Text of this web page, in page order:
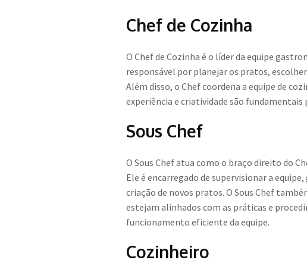
Chef de Cozinha
O Chef de Cozinha é o líder da equipe
responsável por planejar os pratos,
Além disso, o Chef coordena a equipe de
experiência e criatividade são fundamentais
Sous Chef
O Sous Chef atua como o braço direito do
Ele é encarregado de supervisionar a
criação de novos pratos. O Sous Chef
estejam alinhados com as práticas e
funcionamento eficiente da equipe.
Cozinheiro